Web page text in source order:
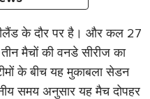
के दौर पर है। और कल 27
तीन मैचों की वनडे सीरीज का
के बीच यह मुकाबला सेडन
समय अनुसार यह मैच दोपहर